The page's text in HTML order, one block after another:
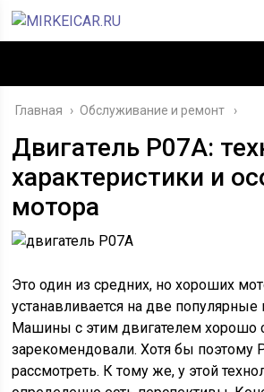
Главная › Обслуживание и ремонт
Двигатель P07A:
характеристики и
мотора
Это один из средних, но хороших
устанавливается на две
Машины с этим двигателем хорошо
зарекомендовали. Хотя бы поэтому
рассмотреть. К тому же, у этой